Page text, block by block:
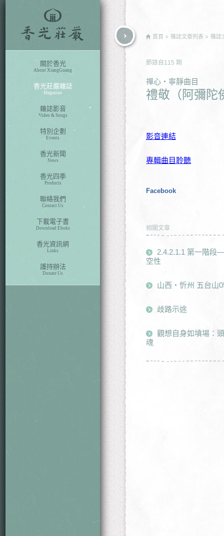
關於香光
About XiangGuang
香光莊嚴雜誌
Magazine
雜誌影音
Video & Songs
特別企劃
Events
香光新聞
News
香光四季
Products
聯絡我們
Contact Us
下載電子書
Download Eboks
香光資訊網
Links
護持辦法
Donate Us
首頁 雜誌文章列表 雜誌
節錄自 115 期
禪心‧寧靜曲目
禮敬（阿彌陀
影音連結
專輯曲目聆聽
Facebook
相關文章
2.4.2.1.1 第一階段
空性
山西・忻州 五台山
歧路示途
觀想自身如墳場：
魂